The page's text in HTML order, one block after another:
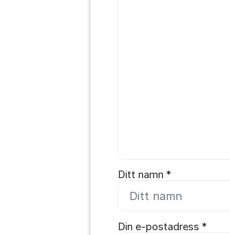
Ditt namn *
Din e-postadress *